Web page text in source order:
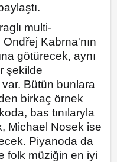
multi-
Kabrna'nın
götürecek, aynı
şekilde
Bütün bunlara
birkaç örnek
bas tınılaryla
Michael Nosek ise
Piyanoda da
folk müziğin en iyi